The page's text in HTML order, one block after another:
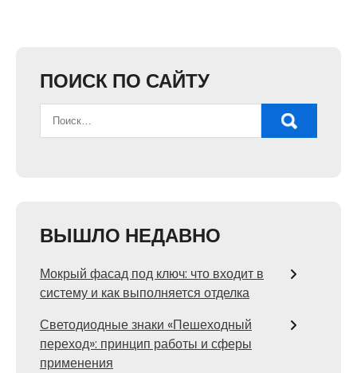
ПОИСК ПО САЙТУ
ВЫШЛО НЕДАВНО
Мокрый фасад под ключ: что входит в
систему и как выполняется отделка
Светодиодные знаки «Пешеходный
переход»: принцип работы и сферы
применения